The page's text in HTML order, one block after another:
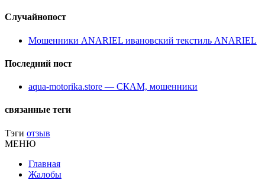
Случайнопост
Мошенники ANARIEL ивановский текстиль ANARIEL
Последний пост
aqua-motorika.store — СКАМ, мошенники
связанные теги
Тэги отзыв
МЕНЮ
Главная
Жалобы